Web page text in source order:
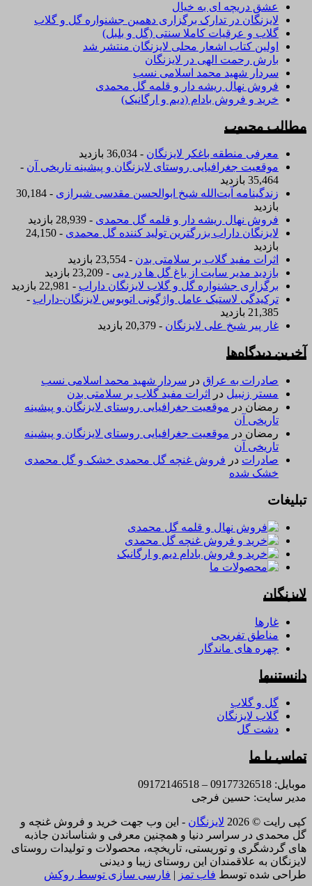
عشق دریچه ای به خیال
لایزنگان در تدارک برگزاری دهمین جشنواره گل و گلاب
گلاب و عرقیات کاملا سنتی (گل و بلبل)
اولین کتاب اشعار محلی لایزنگان منتشر شد
بارش رحمت الهی در لایزنگان
سردار شهید محمد اسلامی نسب
فروش نهال ریشه دار و قلمه گل محمدی
خرید و فروش بادام (دیم و ارگانیک)
مطالب محبوب
معرفی منطقه باغکر لایزنگان - 36,034 بازدید
موقعیت جغرافیایی روستای لایزنگان و پیشینه تاریخی آن -
35,464 بازدید
زندگینامه آیت‌الله شیخ ابوالحسن‌ مقدسی شیرازی‌
- 30,184
بازدید
فروش نهال ریشه دار و قلمه گل محمدی - 28,939 بازدید
لایزنگان داراب بزرگترین تولید کننده گل محمدی
- 24,150
بازدید
اثرات مفید گلاب بر سلامتی بدن - 23,554 بازدید
بازدید مدیر سایت از باغ گل ها در دبی - 23,209 بازدید
برگزاری جشنواره گل و گلاب لایزنگان داراب - 22,981 بازدید
ترکیدگی لاستیک عامل واژگونی اتوبوس لایزنگان-داراب -
21,385 بازدید
غار پیر شیخ علی لایزنگان - 20,379 بازدید
آخرین دیدگاه‌ها
صادرات به عراق در سردار شهید محمد اسلامی نسب
مستر زنبیل در
اثرات مفید گلاب بر سلامتی بدن
رمضان در موقعیت جغرافیایی روستای لایزنگان و پیشینه
تاریخی آن
رمضان در موقعیت جغرافیایی روستای لایزنگان و پیشینه
تاریخی آن
صادرات در فروش غنچه گل محمدی خشک و گل محمدی
خشک شده
تبلیغات
لایزنگان
غارها
مناطق تفریحی
چهره های ماندگار
دانستنیها
گل و گلاب
گلاب لایزنگان
دشت گل
تماس با ما
موبایل: 09177326518 – 09172146518
مدیر سایت: حسین فرجی
کپی رایت © 2026 لایزنگان - این وب جهت خرید و فروش غنچه و
گل محمدی در سراسر دنیا و همچنین معرفی و شناساندن جاذبه
های گردشگری و توریستی، تاریخچه، محصولات و تولیدات روستای
لایزنگان به علاقمندان این روستای زیبا و دیدنی
طراحی شده توسط فاب تمز | فارسی سازی توسط روکش